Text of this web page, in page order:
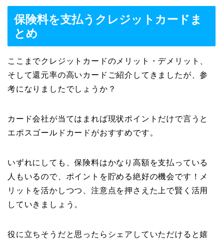
保険料を支払うクレジットカードま
とめ
ここまでクレジットカードのメリット・デメリット、
そして還元率の高いカードご紹介してきましたが、参
考になりましたでしょうか？
カード会社が当てはまれば現状ポイントだけで言うと
エポスゴールドカードがおすすめです。
いずれにしても、保険料はかなり高額を支払っている
人もいるので、ポイントを貯める絶好の機会です！メ
リットを活かしつつ、注意点を押さえた上で賢く活用
していきましょう。
役に立ちそうだと思ったらシェアしていただけると嬉